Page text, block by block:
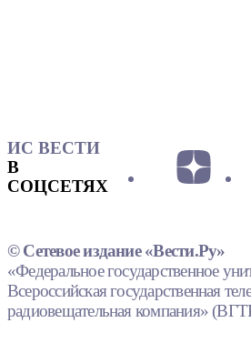
ИС ВЕСТИ
В
СОЦСЕТЯХ
© Сетевое издание «Вести.Ру»
«Федеральное государственное
Всероссийская государственная
радиовещательная компания»